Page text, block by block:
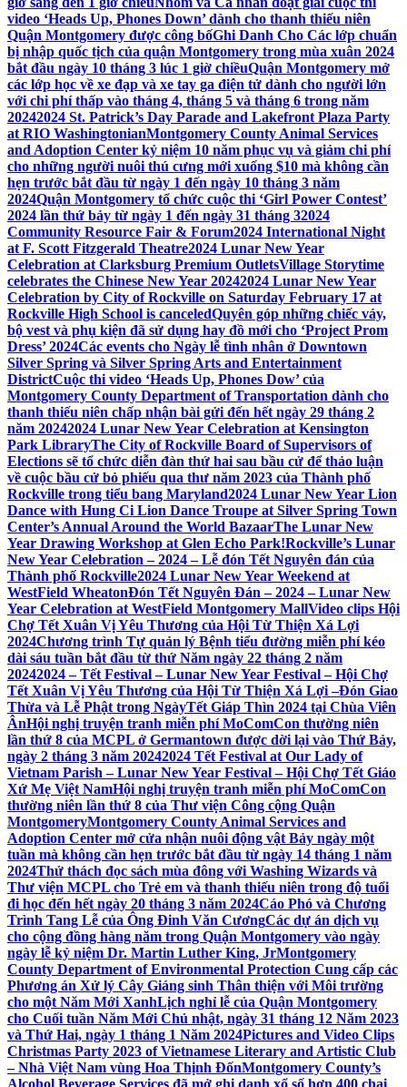
video ‘Heads Up, Phones Down’ dành cho thanh thiếu niên
Quận Montgomery được công bốGhi Danh Cho Các lớp chuẩn
bị nhập quốc tịch của quận Montgomery trong mùa xuân 2024
bắt đầu ngày 10 tháng 3 lúc 1 giờ chiềuQuận Montgomery mở
các lớp học về xe đạp và xe tay ga điện tử dành cho người lớn
với chi phí thấp vào tháng 4, tháng 5 và tháng 6 trong năm
20242024 St. Patrick’s Day Parade and Lakefront Plaza Party
at RIO WashingtonianMontgomery County Animal Services
and Adoption Center kỷ niệm 10 năm phục vụ và giảm chi phí
cho những người nuôi thú cưng mới xuống $10 mà không cần
hẹn trước bắt đầu từ ngày 1 đến ngày 10 tháng 3 năm
2024Quận Montgomery tổ chức cuộc thi ‘Girl Power Contest’
2024 lần thứ bảy từ ngày 1 đến ngày 31 tháng 32024
Community Resource Fair & Forum2024 International Night
at F. Scott Fitzgerald Theatre2024 Lunar New Year
Celebration at Clarksburg Premium OutletsVillage Storytime
celebrates the Chinese New Year 20242024 Lunar New Year
Celebration by City of Rockville on Saturday February 17 at
Rockville High School is canceledQuyên góp những chiếc váy,
bộ vest và phụ kiện đã sử dụng hay đồ mới cho ‘Project Prom
Dress’ 2024Các events cho Ngày lễ tình nhân ở Downtown
Silver Spring và Silver Spring Arts and Entertainment
DistrictCuộc thi video ‘Heads Up, Phones Dow’ của
Montgomery County Department of Transportation dành cho
thanh thiếu niên chấp nhận bài gửi đến hết ngày 29 tháng 2
năm 20242024 Lunar New Year Celebration at Kensington
Park LibraryThe City of Rockville Board of Supervisors of
Elections sẽ tổ chức diễn đàn thứ hai sau bầu cử để thảo luận
về cuộc bầu cử bỏ phiếu qua thư năm 2023 của Thành phố
Rockville trong tiểu bang Maryland2024 Lunar New Year Lion
Dance with Hung Ci Lion Dance Troupe at Silver Spring Town
Center’s Annual Around the World BazaarThe Lunar New
Year Drawing Workshop at Glen Echo Park!Rockville’s Lunar
New Year Celebration – 2024 – Lễ đón Tết Nguyên đán của
Thành phố Rockville2024 Lunar New Year Weekend at
WestField WheatonĐón Tết Nguyên Đán – 2024 – Lunar New
Year Celebration at WestField Montgomery MallVideo clips Hội
Chợ Tết Xuân Vị Yêu Thương của Hội Từ Thiện Xá Lợi
2024Chương trình Tự quản lý Bệnh tiểu đường miễn phí kéo
dài sáu tuần bắt đầu từ thứ Năm ngày 22 tháng 2 năm
20242024 – Tết Festival – Lunar New Year Festival – Hội Chợ
Tết Xuân Vị Yêu Thương của Hội Từ Thiện Xá Lợi –Đón Giao
Thừa và Lễ Phật trong NgàyTết Giáp Thìn 2024 tại Chùa Viên
ÂnHội nghị truyện tranh miễn phí MoComCon thường niên
lần thứ 8 của MCPL ở Germantown được dời lại vào Thứ Bảy,
ngày 2 tháng 3 năm 20242024 Tết Festival at Our Lady of
Vietnam Parish – Lunar New Year Festival – Hội Chợ Tết Giáo
Xứ Mẹ Việt NamHội nghị truyện tranh miễn phí MoComCon
thường niên lần thứ 8 của Thư viện Công cộng Quận
MontgomeryMontgomery County Animal Services and
Adoption Center mở cửa nhận nuôi động vật Bảy ngày một
tuần mà không cần hẹn trước bắt đầu từ ngày 14 tháng 1 năm
2024Thử thách đọc sách mùa đông với Washing Wizards và
Thư viện MCPL cho Trẻ em và thanh thiếu niên trong độ tuổi
đi học đến hết ngày 20 tháng 3 năm 2024Cáo Phó và Chương
Trình Tang Lễ của Ông Đinh Văn CươngCác dự án dịch vụ
cho cộng đồng hàng năm trong Quận Montgomery vào ngày
ngày lễ kỷ niệm Dr. Martin Luther King, JrMontgomery
County Department of Environmental Protection Cung cấp các
Phương án Xử lý Cây Giáng sinh Thân thiện với Môi trường
cho một Năm Mới XanhLịch nghỉ lễ của Quận Montgomery
cho Cuối tuần Năm Mới Chủ nhật, ngày 31 tháng 12 Năm 2023
và Thứ Hai, ngày 1 tháng 1 Năm 2024Pictures and Video Clips
Christmas Party 2023 of Vietnamese Literary and Artistic Club
– Nhà Việt Nam vùng Hoa Thịnh ĐốnMontgomery County’s
Alcohol Beverage Services đã mở ghi danh xổ số hơn 400 chai